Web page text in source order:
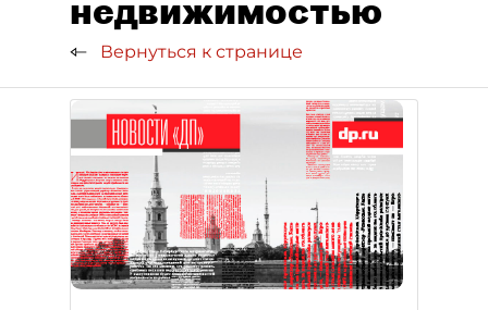
недвижимостью
Вернуться к странице